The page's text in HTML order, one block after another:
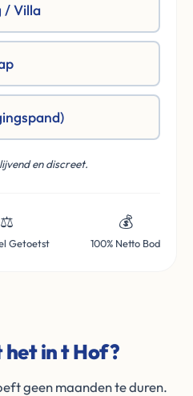
/ Villa
en discreet.
⚖️
Getoetst
💰
100% Netto Bod
het in t Hof?
geen maanden te duren.